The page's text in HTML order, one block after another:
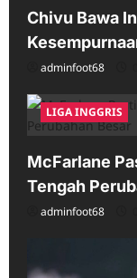
Chivu Bawa
adminfoot68
LIGA INGGRIS
McFarlane
Tengah
adminfoot68